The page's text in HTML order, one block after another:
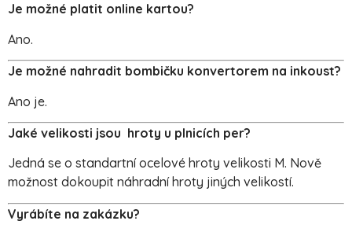
Je možné platit online kartou?
Ano.
Je možné nahradit bombičku konvertorem na inkoust?
Ano je.
Jaké velikosti jsou hroty u plnicích per?
Jedná se o standartní ocelové hroty velikosti M. Nově
možnost dokoupit náhradní hroty jiných velikostí.
Vyrábíte na zakázku?